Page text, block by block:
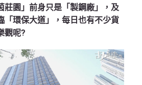
莊園」前身只是「製鋼廠」，及
「環保大道」，每日也有不少貨
觀呢?